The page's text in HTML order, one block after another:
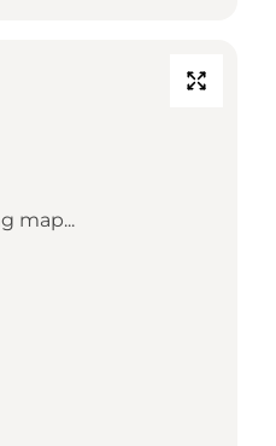
map...